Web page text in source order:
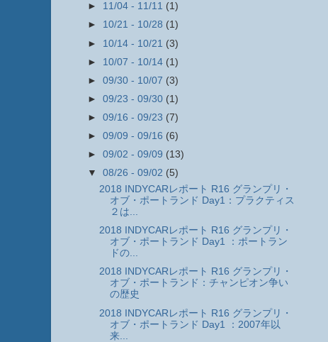
► 11/04 - 11/11 (1)
► 10/21 - 10/28 (1)
► 10/14 - 10/21 (3)
► 10/07 - 10/14 (1)
► 09/30 - 10/07 (3)
► 09/23 - 09/30 (1)
► 09/16 - 09/23 (7)
► 09/09 - 09/16 (6)
► 09/02 - 09/09 (13)
▼ 08/26 - 09/02 (5)
2018 INDYCARレポート R16 グランプリ・
オブ・ポートランド Day1：プラクティス
２は...
2018 INDYCARレポート R16 グランプリ・
オブ・ポートランド Day1 ：ポートラン
ドの...
2018 INDYCARレポート R16 グランプリ・
オブ・ポートランド：チャンピオン争い
の歴史
2018 INDYCARレポート R16 グランプリ・
オブ・ポートランド Day1 ：2007年以
来...